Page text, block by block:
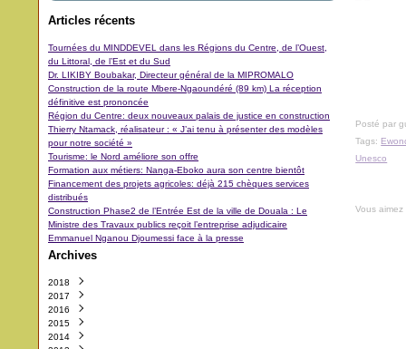
Articles récents
Tournées du MINDDEVEL dans les Régions du Centre, de l’Ouest,
du Littoral, de l’Est et du Sud
Dr. LIKIBY Boubakar, Directeur général de la MIPROMALO
Construction de la route Mbere-Ngaoundéré (89 km) La réception
définitive est prononcée
Région du Centre: deux nouveaux palais de justice en construction
Thierry Ntamack, réalisateur : « J’ai tenu à présenter des modèles
pour notre société »
Tourisme: le Nord améliore son offre
Formation aux métiers: Nanga-Eboko aura son centre bientôt
Financement des projets agricoles: déjà 215 chèques services
distribués
Construction Phase2 de l’Entrée Est de la ville de Douala : Le
Ministre des Travaux publics reçoit l’entreprise adjudicaire
Emmanuel Nganou Djoumessi face à la presse
Archives
2018
Octobre
Septembre
Août
Juillet
2017
Décembre
Novembre
Octobre
2016
Décembre
Novembre
2015
Décembre
2014
Posté par
Tags:
Unesco
Vous aimez